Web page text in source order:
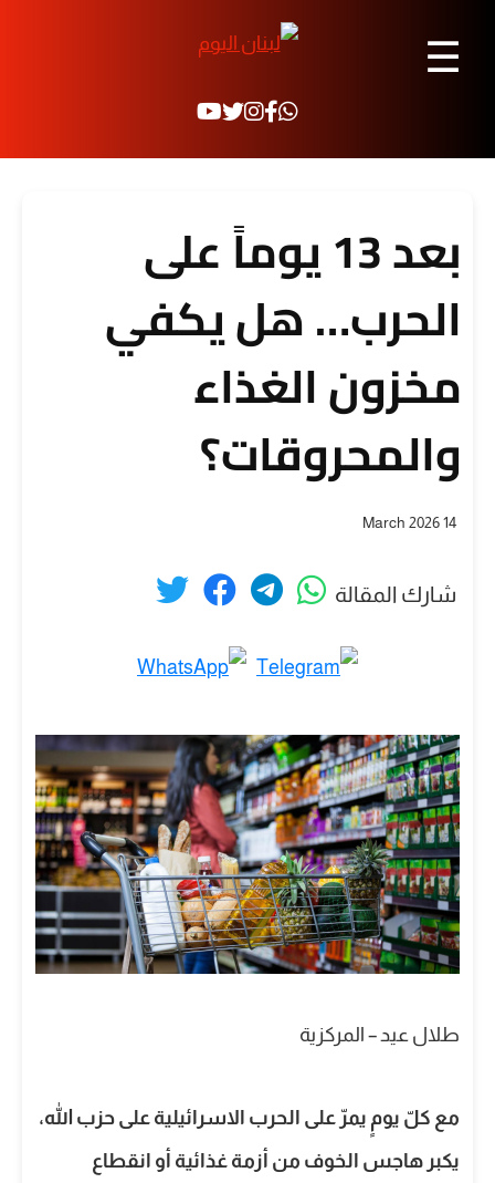
☰
بعد 13 يوماً على
الحرب… هل يكفي
مخزون الغذاء
والمحروقات؟
14 March 2026
شارك المقالة
طلال عيد – المركزية
مع كلّ يومٍ يمرّ على الحرب الاسرائيلية على حزب الله،
يكبر هاجس الخوف من أزمة غذائية أو انقطاع